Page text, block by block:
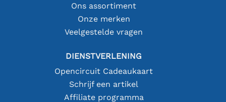
Ons assortiment
Onze merken
Veelgestelde vragen
DIENSTVERLENING
Opencircuit Cadeaukaart
Schrijf een artikel
Affiliate programma